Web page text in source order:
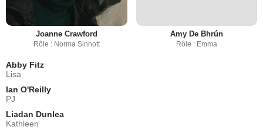
Joanne Crawford
Rôle : Norma Sinnott
Amy De Bhrún
Rôle : Emma
Abby Fitz
Lisa
Ian O'Reilly
PJ
Liadan Dunlea
Kathleen